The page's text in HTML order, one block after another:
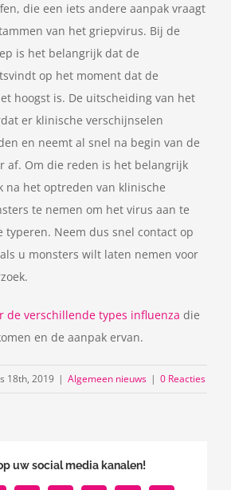
die een iets andere aanpak vraagt
van het griepvirus. Bij de
is het belangrijk dat de
op het moment dat de
hoogst is. De uitscheiding van het
er klinische verschijnselen
en neemt al snel na begin van de
af. Om die reden is het belangrijk
na het optreden van klinische
te nemen om het virus aan te
typeren. Neem dus snel contact op
u monsters wilt laten nemen voor
de verschillende types influenza die
en de aanpak ervan.
18th, 2019 | Algemeen nieuws | 0 Reacties
uw social media kanalen!